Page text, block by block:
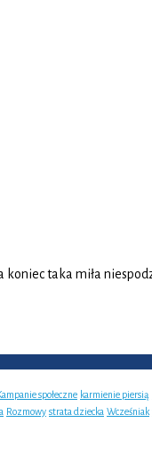
taka miła
społeczne karmienie piersią
Rozmowy strata dziecka Wcześniak